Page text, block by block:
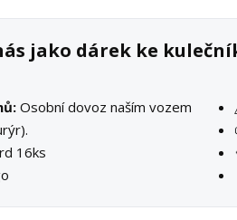
jako dárek ke
Osobní dovoz naším vozem
16ks